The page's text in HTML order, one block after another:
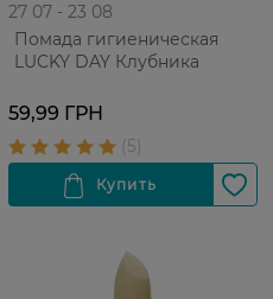
27 07 - 23 08
Помада гигиеническая
LUCKY DAY Клубника
59,99 ГРН